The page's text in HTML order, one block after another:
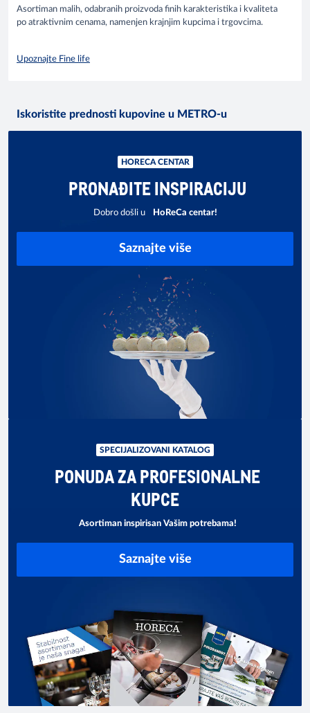
Asortiman malih, odabranih proizvoda finih karakteristika i kvaliteta
po atraktivnim cenama, namenjen krajnjim kupcima i trgovcima.
Upoznajte Fine life
Iskoristite prednosti kupovine u METRO-u
HORECA CENTAR
PRONAĐITE INSPIRACIJU
Dobro došli u HoReCa centar!
Saznajte više
SPECIJALIZOVANI KATALOG
PONUDA ZA PROFESIONALNE
KUPCE
Asortiman inspirisan Vašim potrebama!
Saznajte više